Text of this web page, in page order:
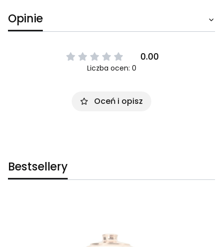
Opinie
0.00
Liczba ocen: 0
Oceń i opisz
Bestsellery